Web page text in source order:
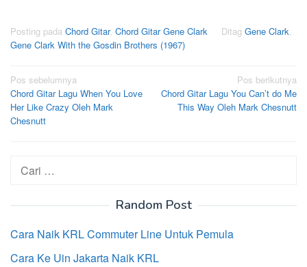
Posting pada Chord Gitar, Chord Gitar Gene Clark Ditag Gene Clark,
Gene Clark With the Gosdin Brothers (1967)
Navigasi
pos
Pos sebelumnya
Chord Gitar Lagu When You Love
Her Like Crazy Oleh Mark
Chesnutt
Pos berikutnya
Chord Gitar Lagu You Can’t do Me
This Way Oleh Mark Chesnutt
Cari
untuk:
Random Post
Cara Naik KRL Commuter Line Untuk Pemula
Cara Ke Uin Jakarta Naik KRL